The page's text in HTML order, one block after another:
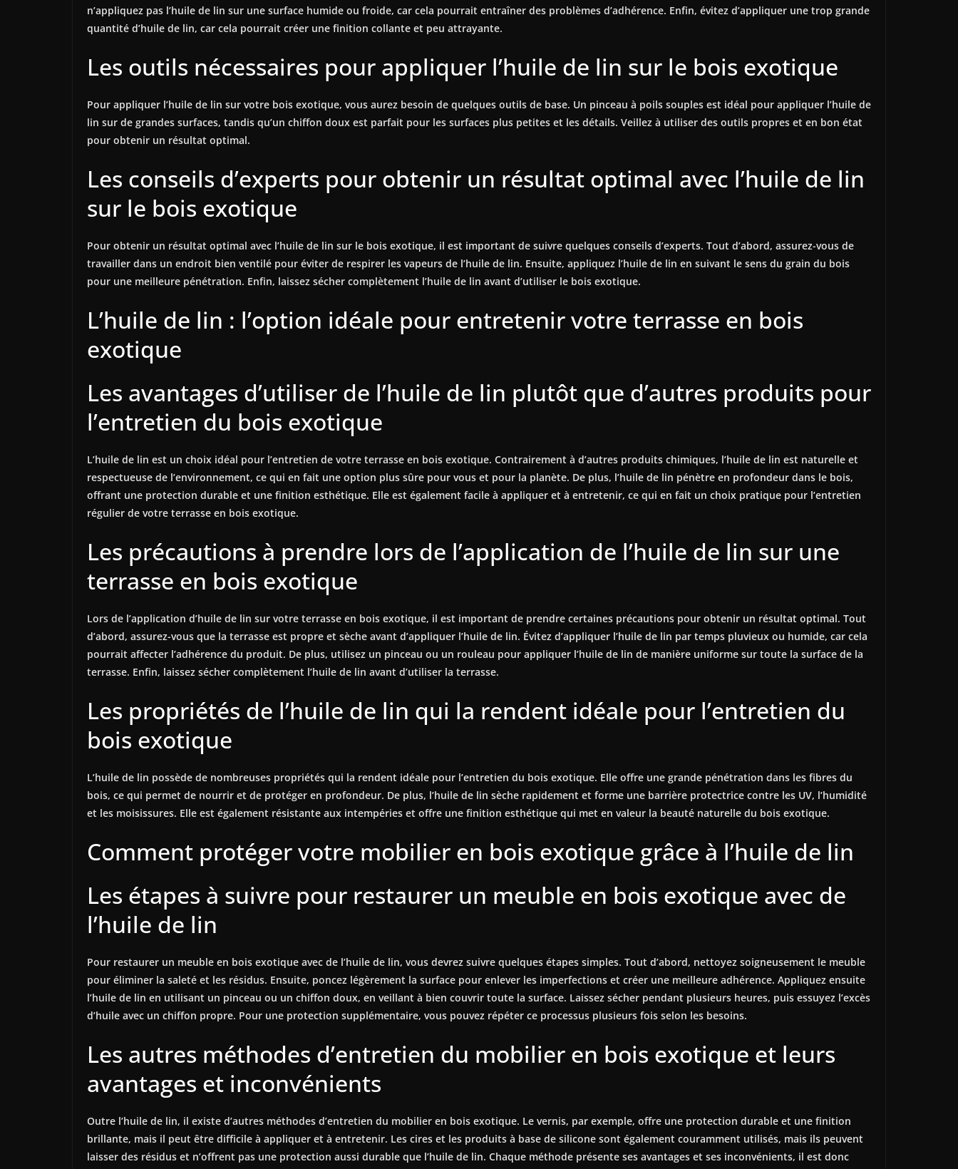
n’appliquez pas l’huile de lin sur une surface humide ou froide, car cela pourrait entraîner des problèmes d’adhérence. Enfin, évitez d’appliquer une trop grande
quantité d’huile de lin, car cela pourrait créer une finition collante et peu attrayante.
Les outils nécessaires pour appliquer l’huile de lin sur le bois exotique
Pour appliquer l’huile de lin sur votre bois exotique, vous aurez besoin de quelques outils de base. Un pinceau à poils souples est idéal pour appliquer l’huile de
lin sur de grandes surfaces, tandis qu’un chiffon doux est parfait pour les surfaces plus petites et les détails. Veillez à utiliser des outils propres et en bon état
pour obtenir un résultat optimal.
Les conseils d’experts pour obtenir un résultat optimal avec l’huile de lin
sur le bois exotique
Pour obtenir un résultat optimal avec l’huile de lin sur le bois exotique, il est important de suivre quelques conseils d’experts. Tout d’abord, assurez-vous de
travailler dans un endroit bien ventilé pour éviter de respirer les vapeurs de l’huile de lin. Ensuite, appliquez l’huile de lin en suivant le sens du grain du bois
pour une meilleure pénétration. Enfin, laissez sécher complètement l’huile de lin avant d’utiliser le bois exotique.
L’huile de lin : l’option idéale pour entretenir votre terrasse en bois
exotique
Les avantages d’utiliser de l’huile de lin plutôt que d’autres produits pour
l’entretien du bois exotique
L’huile de lin est un choix idéal pour l’entretien de votre terrasse en bois exotique. Contrairement à d’autres produits chimiques, l’huile de lin est naturelle et
respectueuse de l’environnement, ce qui en fait une option plus sûre pour vous et pour la planète. De plus, l’huile de lin pénètre en profondeur dans le bois,
offrant une protection durable et une finition esthétique. Elle est également facile à appliquer et à entretenir, ce qui en fait un choix pratique pour l’entretien
régulier de votre terrasse en bois exotique.
Les précautions à prendre lors de l’application de l’huile de lin sur une
terrasse en bois exotique
Lors de l’application d’huile de lin sur votre terrasse en bois exotique, il est important de prendre certaines précautions pour obtenir un résultat optimal. Tout
d’abord, assurez-vous que la terrasse est propre et sèche avant d’appliquer l’huile de lin. Évitez d’appliquer l’huile de lin par temps pluvieux ou humide, car cela
pourrait affecter l’adhérence du produit. De plus, utilisez un pinceau ou un rouleau pour appliquer l’huile de lin de manière uniforme sur toute la surface de la
terrasse. Enfin, laissez sécher complètement l’huile de lin avant d’utiliser la terrasse.
Les propriétés de l’huile de lin qui la rendent idéale pour l’entretien du
bois exotique
L’huile de lin possède de nombreuses propriétés qui la rendent idéale pour l’entretien du bois exotique. Elle offre une grande pénétration dans les fibres du
bois, ce qui permet de nourrir et de protéger en profondeur. De plus, l’huile de lin sèche rapidement et forme une barrière protectrice contre les UV, l’humidité
et les moisissures. Elle est également résistante aux intempéries et offre une finition esthétique qui met en valeur la beauté naturelle du bois exotique.
Comment protéger votre mobilier en bois exotique grâce à l’huile de lin
Les étapes à suivre pour restaurer un meuble en bois exotique avec de
l’huile de lin
Pour restaurer un meuble en bois exotique avec de l’huile de lin, vous devrez suivre quelques étapes simples. Tout d’abord, nettoyez soigneusement le meuble
pour éliminer la saleté et les résidus. Ensuite, poncez légèrement la surface pour enlever les imperfections et créer une meilleure adhérence. Appliquez ensuite
l’huile de lin en utilisant un pinceau ou un chiffon doux, en veillant à bien couvrir toute la surface. Laissez sécher pendant plusieurs heures, puis essuyez l’excès
d’huile avec un chiffon propre. Pour une protection supplémentaire, vous pouvez répéter ce processus plusieurs fois selon les besoins.
Les autres méthodes d’entretien du mobilier en bois exotique et leurs
avantages et inconvénients
Outre l’huile de lin, il existe d’autres méthodes d’entretien du mobilier en bois exotique. Le vernis, par exemple, offre une protection durable et une finition
brillante, mais il peut être difficile à appliquer et à entretenir. Les cires et les produits à base de silicone sont également couramment utilisés, mais ils peuvent
laisser des résidus et n’offrent pas une protection aussi durable que l’huile de lin. Chaque méthode présente ses avantages et ses inconvénients, il est donc